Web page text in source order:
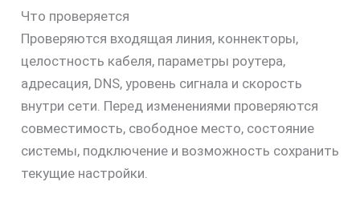
Что проверяется
Проверяются входящая линия, коннекторы,
целостность кабеля, параметры роутера,
адресация, DNS, уровень сигнала и скорость
внутри сети. Перед изменениями проверяются
совместимость, свободное место, состояние
системы, подключение и возможность сохранить
текущие настройки.